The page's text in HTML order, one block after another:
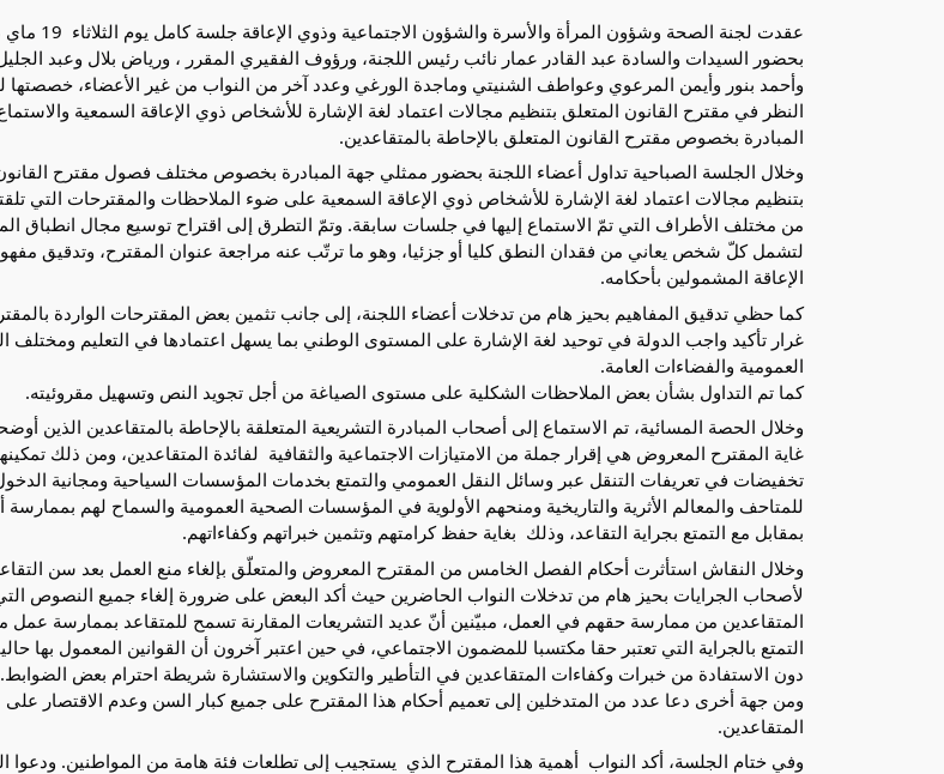
المبادرة بخصوص مقترح القانون المتعلق بالإحاطة بالمتقاعدين.
الإعاقة المشمولين بأحكامه.
العمومية والفضاءات العامة.
كما تم التداول بشأن بعض الملاحظات الشكلية على مستوى الصياغة من أجل تجويد النص وتسهيل مقروئيته.
بمقابل مع التمتع بجراية التقاعد، وذلك  بغاية حفظ كرامتهم وتثمين خبراتهم وكفاءاتهم.
دون الاستفادة من خبرات وكفاءات المتقاعدين في التأطير والتكوين والاستشارة شريطة احترام بعض الضوابط.
المتقاعدين.